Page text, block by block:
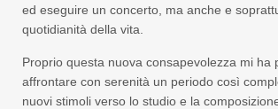
ed eseguire un concerto, ma anche e
quotidianità della vita.
Proprio questa nuova consapevolezza mi ha
affrontare con serenità un periodo così
nuovi stimoli verso lo studio e la